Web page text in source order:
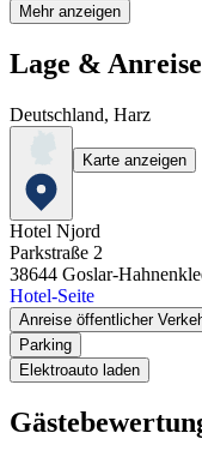
Mehr anzeigen
Lage & Anreise
Deutschland, Harz
Karte anzeigen
Hotel Njord
Parkstraße 2
38644 Goslar-
Hotel-Seite
Anreise öffentlicher
Parking
Elektroauto laden